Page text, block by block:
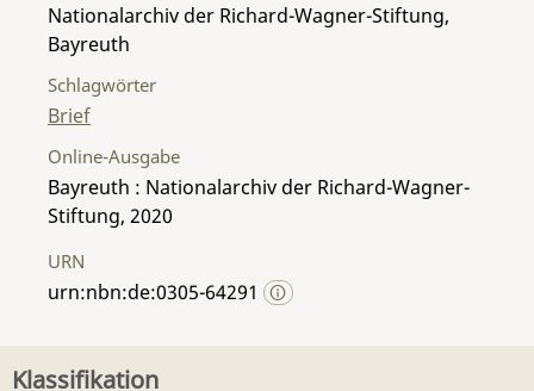
Nationalarchiv der Richard-Wagner-Stiftung,
Bayreuth
Schlagwörter
Brief
Online-Ausgabe
Bayreuth : Nationalarchiv der Richard-Wagner-
Stiftung, 2020
URN
urn:nbn:de:0305-64291
Klassifikation